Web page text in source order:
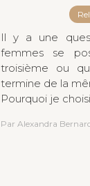
Il y a une
femmes se
troisième ou
termine de la
Pourquoi je choisis
Par Alexandra